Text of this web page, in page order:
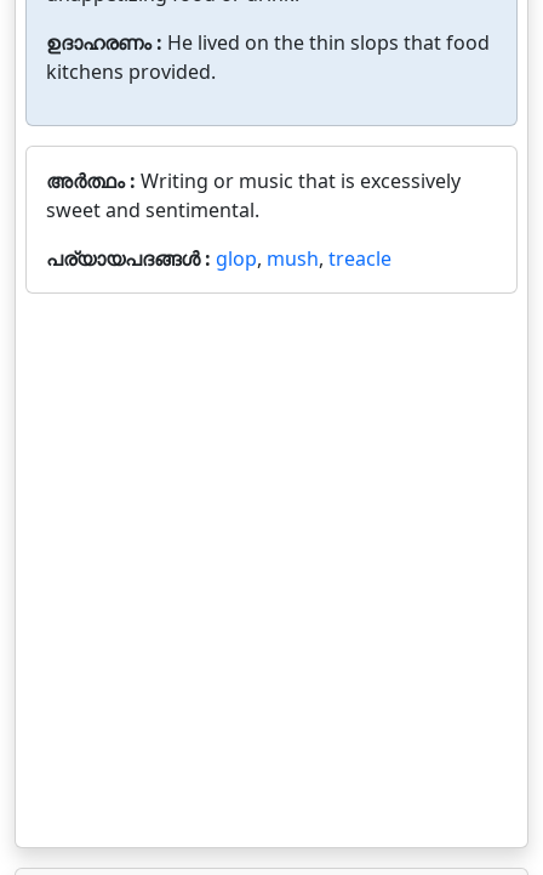
ഉദാഹരണം : He lived on the thin slops that food
kitchens provided.
അർത്ഥം : Writing or music that is excessively
sweet and sentimental.
പര്യായപദങ്ങൾ : glop, mush, treacle